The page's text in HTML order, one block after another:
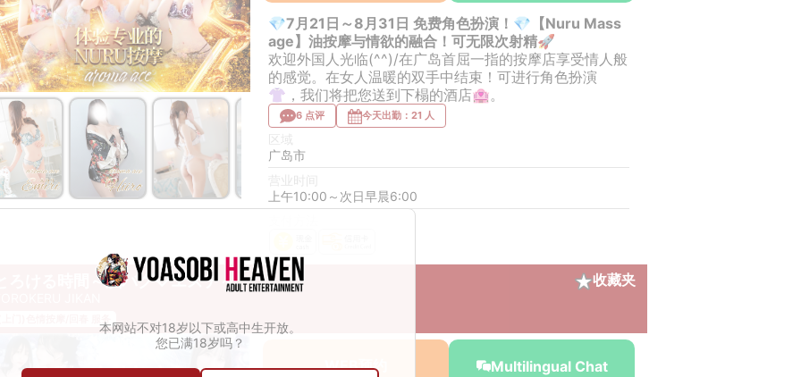
￥49,500~ from￥49,500~ from￥49,500~ from￥49,500~ from￥49,500~ from￥49,500~ from￥49,500~ from￥49,500~
💎7月21日～8月31日 免费角色扮演！💎【Nuru Mass
age】油按摩与情欲的融合！可无限次射精🚀
欢迎外国人光临(^^)/在广岛首屈一指的按摩店享受情人般
的感觉。在女人温暖的双手中结束！可进行角色扮演
👚，我们将把您送到下榻的酒店🏩。
6 点评 今天出勤：21 人
区域
广岛市
营业时间
上午10:00～次日早晨6:00
ろける時間～脳バグ♡エステ～
门)色情按摩/回春 服务
收藏夹
WEB预约 Multilingual Chat
本网站不对18岁以下或高中生开放。
您已满18岁吗？